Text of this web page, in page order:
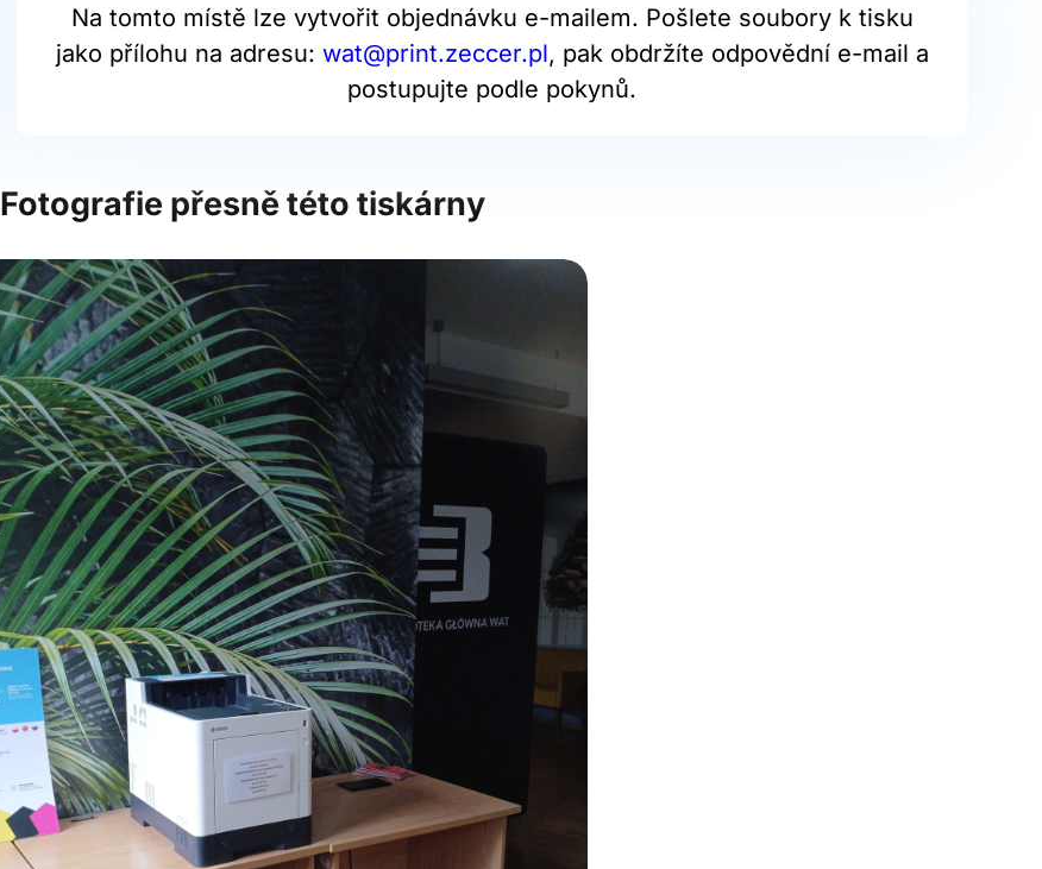
Na tomto místě lze vytvořit objednávku e-mailem. Pošlete soubory k tisku
jako přílohu na adresu: wat@print.zeccer.pl, pak obdržíte odpovědní e-mail a
postupujte podle pokynů.
Fotografie přesně této tiskárny